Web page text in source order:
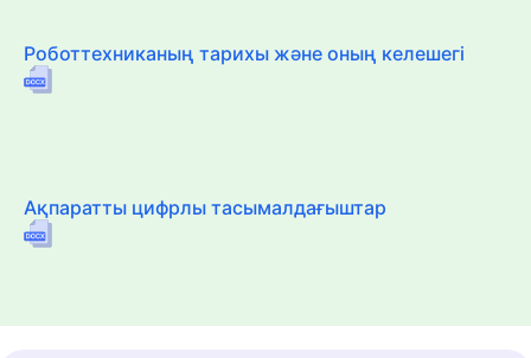
Роботтехниканың тарихы және оның келешегі
Ақпаратты цифрлы тасымалдағыштар